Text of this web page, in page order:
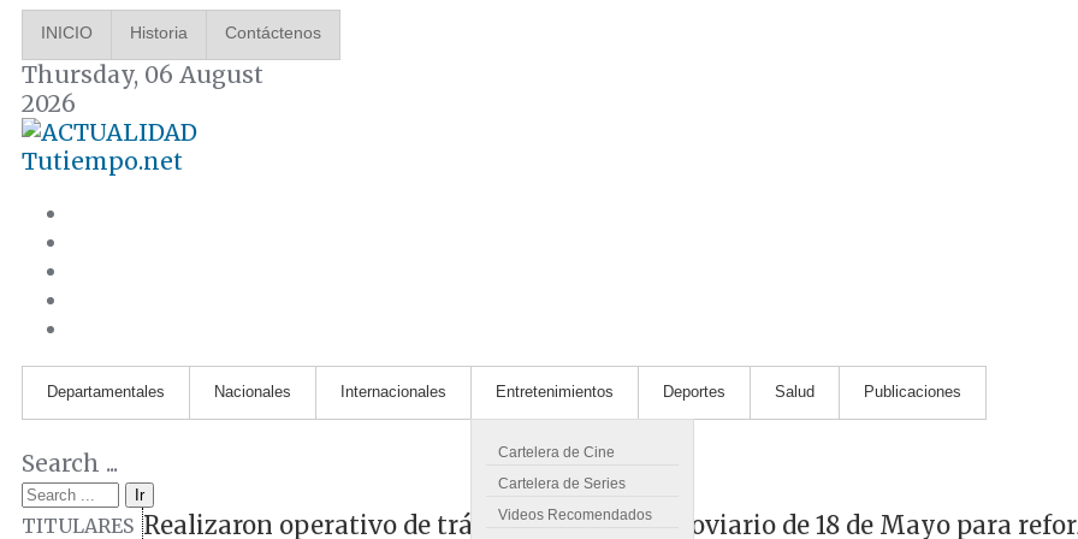
INICIO Historia Contáctenos
Thursday, 06 August
2026
Tutiempo.net
Departamentales Nacionales Internacionales Entretenimientos
Cartelera de Cine
Cartelera de Series
Videos Recomendados
Deportes Salud Publicaciones
Search ...
Ir
TITULARES Realizaron operativo de tránsito en cruce ferroviario de 18 de Mayo para